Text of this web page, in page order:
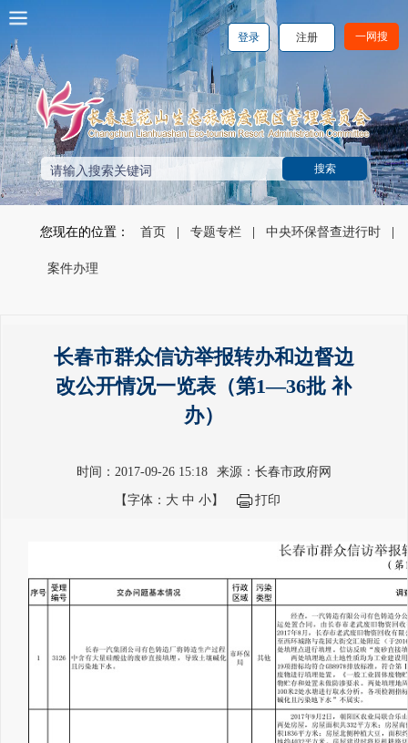
一网搜
注册
登录
您现在的位置： 首页 专题专栏 中央环保督查进行时
案件办理
长春市群众信访举报转办和边督边
改公开情况一览表（第1—36批 补
办）
时间：2017-09-26 15:18 来源：长春市政府网
【字体： 大 中 小】 打印